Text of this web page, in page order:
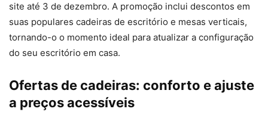
site até 3 de dezembro. A promoção inclui descontos em
suas populares cadeiras de escritório e mesas verticais,
tornando-o o momento ideal para atualizar a configuração
do seu escritório em casa.
Ofertas de cadeiras: conforto e ajuste
a preços acessíveis